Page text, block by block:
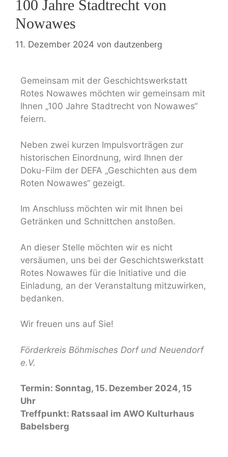
100 Jahre Stadtrecht von
Nowawes
11. Dezember 2024 von dautzenberg
Gemeinsam mit der Geschichtswerkstatt
Rotes Nowawes möchten wir gemeinsam mit
Ihnen „100 Jahre Stadtrecht von Nowawes“
feiern.
Neben zwei kurzen Impulsvorträgen zur
historischen Einordnung, wird Ihnen der
Doku-Film der DEFA „Geschichten aus dem
Roten Nowawes“ gezeigt.
Im Anschluss möchten wir mit Ihnen bei
Getränken und Schnittchen anstoßen.
An dieser Stelle möchten wir es nicht
versäumen, uns bei der Geschichtswerkstatt
Rotes Nowawes für die Initiative und die
Einladung, an der Veranstaltung mitzuwirken,
bedanken.
Wir freuen uns auf Sie!
Förderkreis Böhmisches Dorf und Neuendorf
e.V.
Termin: Sonntag, 15. Dezember 2024, 15
Uhr
Treffpunkt: Ratssaal im AWO Kulturhaus
Babelsberg